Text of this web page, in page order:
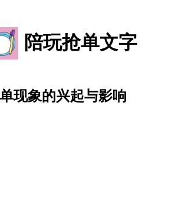
陪玩抢单文字
现象的兴起与影响